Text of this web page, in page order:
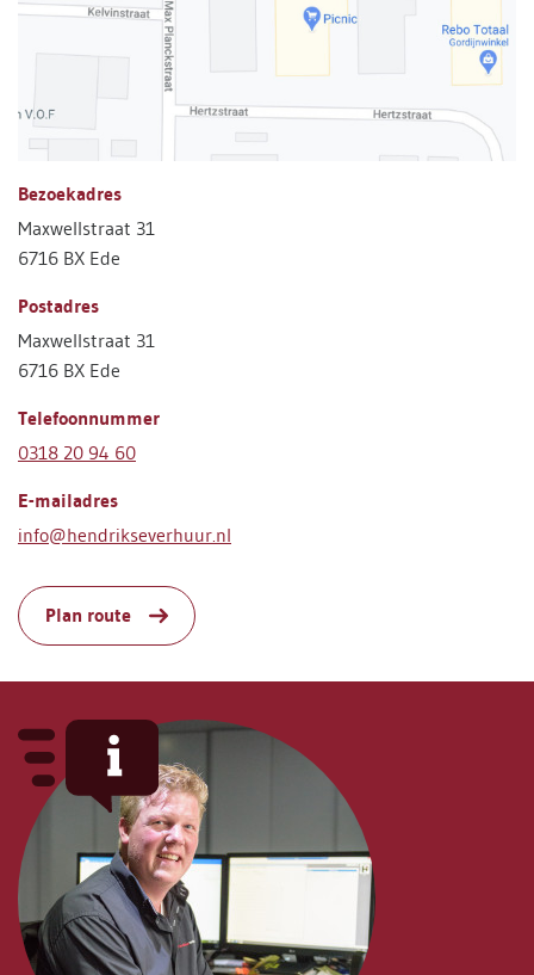
Bezoekadres
Maxwellstraat 31
6716 BX Ede
Postadres
Maxwellstraat 31
6716 BX Ede
Telefoonnummer
0318 20 94 60
E-mailadres
info@hendrikseverhuur.nl
Plan route